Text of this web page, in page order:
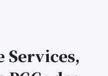
Services,